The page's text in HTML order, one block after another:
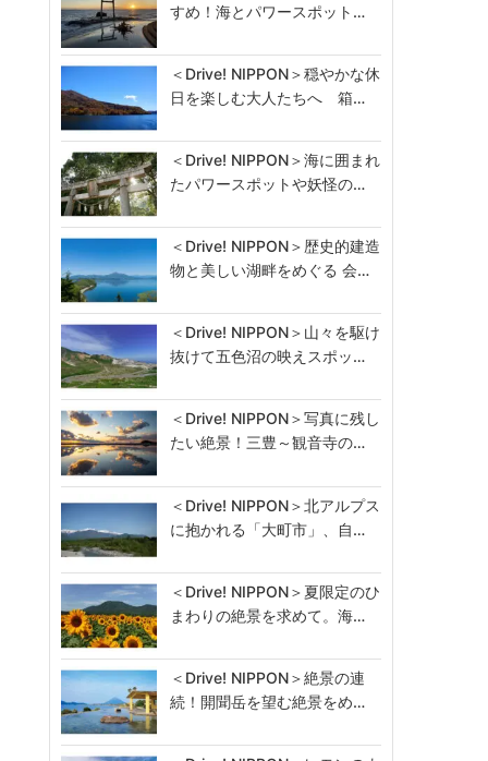
すめ！海とパワースポット…
＜Drive! NIPPON＞穏やかな休
日を楽しむ大人たちへ 箱…
＜Drive! NIPPON＞海に囲まれ
たパワースポットや妖怪の…
＜Drive! NIPPON＞歴史的建造
物と美しい湖畔をめぐる 会…
＜Drive! NIPPON＞山々を駆け
抜けて五色沼の映えスポッ…
＜Drive! NIPPON＞写真に残し
たい絶景！三豊～観音寺の…
＜Drive! NIPPON＞北アルプス
に抱かれる「大町市」、自…
＜Drive! NIPPON＞夏限定のひ
まわりの絶景を求めて。海…
＜Drive! NIPPON＞絶景の連
続！開聞岳を望む絶景をめ…